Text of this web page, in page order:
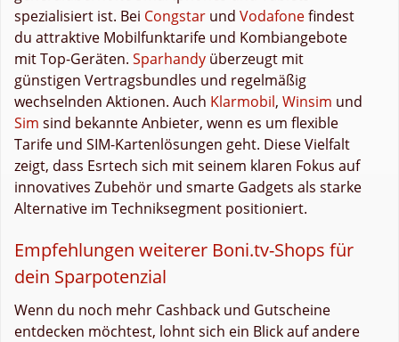
spezialisiert ist. Bei Congstar und Vodafonefindest
du attraktive Mobilfunktarife und Kombiangebote
mit Top-Geräten. Sparhandy überzeugt mit
günstigen Vertragsbundles und regelmäßig
wechselnden Aktionen. Auch Klarmobil, Winsim und
Sim sind bekannte Anbieter, wenn es um flexible
Tarife und SIM-Kartenlösungen geht. Diese Vielfalt
zeigt, dass Esrtech sich mit seinem klaren Fokus auf
innovatives Zubehör und smarte Gadgets als starke
Alternative im Techniksegment positioniert.
Empfehlungen weiterer Boni.tv-Shops für
dein Sparpotenzial
Wenn du noch mehr Cashback und Gutscheine
entdecken möchtest, lohnt sich ein Blick auf andere